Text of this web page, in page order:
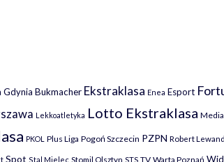
Gdynia Bukmacher Ekstraklasa Enea Esport
Lekkoatletyka Lotto Ekstraklasa
PKOL Plus Liga Pogoń Szczecin PZPN Robert
Spot Stal Mielec Stomil Olsztyn STS TV Warta Poznań